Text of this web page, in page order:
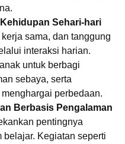
Sehari-hari
sama, dan tanggung
interaksi harian.
untuk berbagi
sebaya, serta
perbedaan.
Berbasis Pengalaman
pentingnya
belajar. Kegiatan seperti